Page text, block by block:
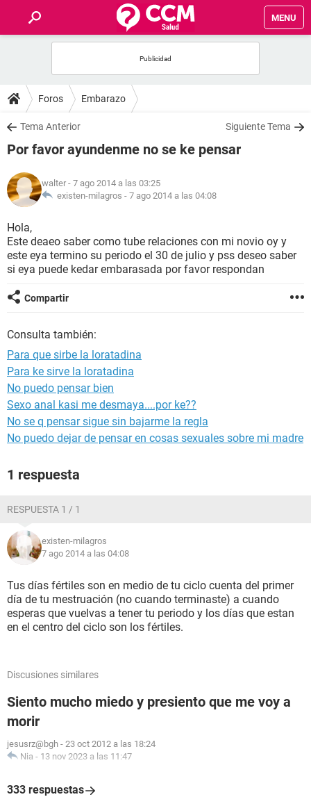
MENU
FOROS
SALUD
NUTRICIÓN
BIENESTAR
SEXUALIDAD
GLOSARIO
Foros Embarazo
Tema Anterior Siguiente Tema
Por favor ayundenme no se ke pensar
walter - 7 ago 2014 a las 03:25
existen-milagros - 7 ago 2014 a las 04:08
Hola,
Este deaeo saber como tube relaciones con mi novio oy y
este eya termino su periodo el 30 de julio y pss deseo saber
si eya puede kedar embarasada por favor respondan
Compartir
Consulta también:
Para que sirbe la loratadina
Para ke sirve la loratadina
No puedo pensar bien
Sexo anal kasi me desmaya....por ke??
No se q pensar sigue sin bajarme la regla
No puedo dejar de pensar en cosas sexuales sobre mi madre
1 respuesta
RESPUESTA 1 / 1
existen-milagros
7 ago 2014 a las 04:08
Tus días fértiles son en medio de tu ciclo cuenta del primer
día de tu mestruación (no cuando terminaste) a cuando
esperas que vuelvas a tener tu periodo y los días que estan
en el centro del ciclo son los fértiles.
Discusiones similares
Siento mucho miedo y presiento que me voy a
morir
jesusrz@bgh - 23 oct 2012 a las 18:24
Nia - 13 nov 2023 a las 11:47
333 respuestas